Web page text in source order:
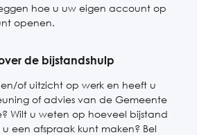
hoe u uw eigen account op
openen.
de bijstandshulp
of uitzicht op werk en heeft u
of advies van de Gemeente
Wilt u weten op hoeveel bijstand
een afspraak kunt maken? Bel